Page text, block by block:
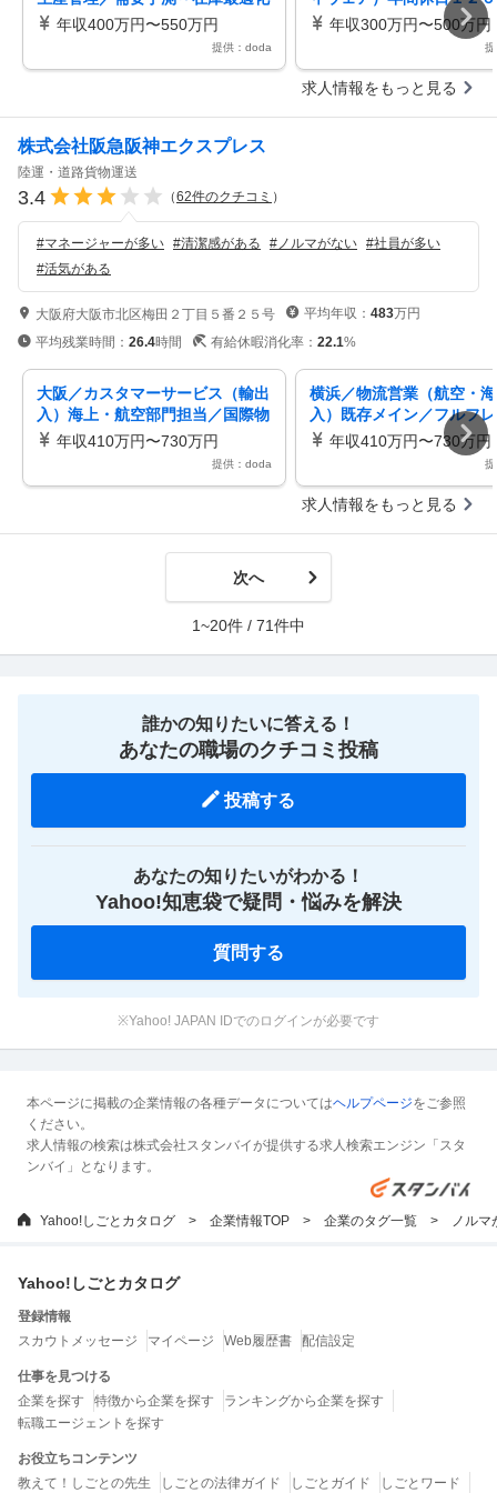
まで一貫年休129日・福利厚生充
年収400万円〜550万円
提供：doda
ート制度有上場Ｇ
年収300万円〜500万円
求人情報をもっと見る
株式会社阪急阪神エクスプレス
陸運・道路貨物運送
3.4 （62件のクチコミ ）
#マネージャーが多い #清潔感がある #ノルマがない #社員が多い
#活気がある
大阪府大阪市北区梅田２丁目５番２５号 平均年収： 483万円
平均残業時間： 26.4時間 有給休暇消化率： 22.1%
大阪／カスタマーサービス（輸出
入）海上・航空部門担当／国際物
流のパイオニア／阪急阪神グルー
年収410万円〜730万円
提供：doda
横浜／物流営業（航空・
入）既存メイン／フルフ
／国際物流のパイオニア
年収410万円〜730万円
求人情報をもっと見る
次へ
1~20件 / 71件中
誰かの知りたいに答える！
あなたの職場のクチコミ投稿
投稿する
あなたの知りたいがわかる！
Yahoo!知恵袋で疑問・悩みを解決
質問する
※Yahoo! JAPAN IDでのログインが必要です
本ページに掲載の企業情報の各種データについてはヘルプページをご参照
ください。
求人情報の検索は株式会社スタンバイが提供する求人検索エンジン「スタ
ンバイ」となります。
Yahoo!しごとカタログ 企業情報TOP 企業のタグ一覧 ノルマ
Yahoo!しごとカタログ
登録情報
スカウトメッセージ
マイページ Web履歴書 配信設定
仕事を見つける
企業を探す
特徴から企業を探す
ランキングから企業を探す
転職エージェントを探す
お役立ちコンテンツ
教えて！しごとの先生
しごとの法律ガイド しごとガイド しごとワード